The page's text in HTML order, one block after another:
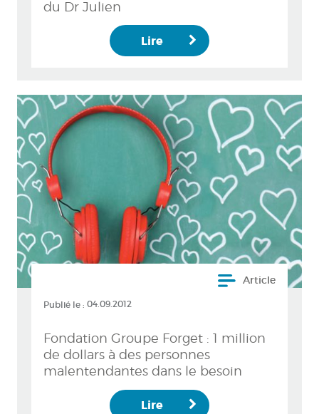
du Dr Julien
Lire
Article
Publié le : 04.09.2012
Fondation Groupe Forget : 1 million
de dollars à des personnes
malentendantes dans le besoin
Lire